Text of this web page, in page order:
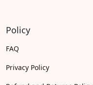
Policy
FAQ
Privacy Policy